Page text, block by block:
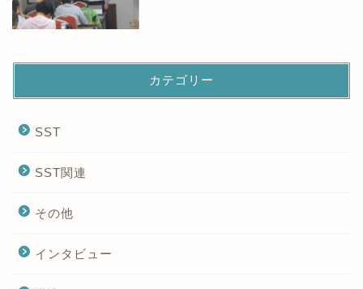
カテゴリー
SST
SST関連
その他
インタビュー